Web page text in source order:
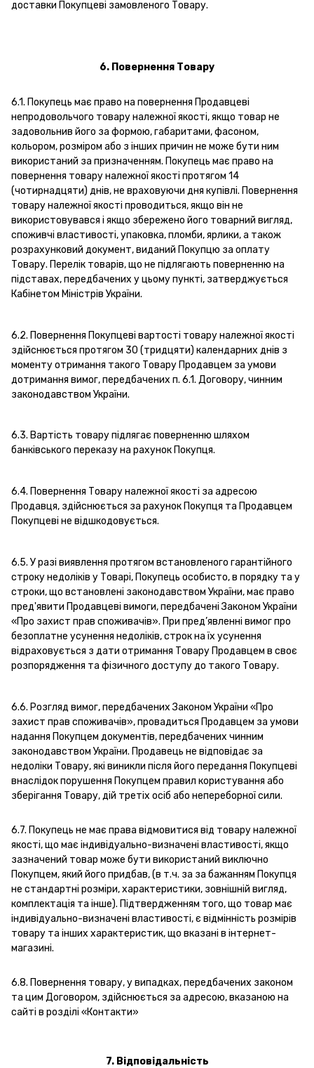
доставки Покупцеві замовленого Товару.
6. Повернення Товару
6.1. Покупець має право на повернення Продавцеві
непродовольчого товару належної якості, якщо товар не
задовольнив його за формою, габаритами, фасоном,
кольором, розміром або з інших причин не може бути ним
використаний за призначенням. Покупець має право на
повернення товару належної якості протягом 14
(чотирнадцяти) днів, не враховуючи дня купівлі. Повернення
товару належної якості проводиться, якщо він не
використовувався і якщо збережено його товарний вигляд,
споживчі властивості, упаковка, пломби, ярлики, а також
розрахунковий документ, виданий Покупцю за оплату
Товару. Перелік товарів, що не підлягають поверненню на
підставах, передбачених у цьому пункті, затверджується
Кабінетом Міністрів України.
6.2. Повернення Покупцеві вартості товару належної якості
здійснюється протягом 30 (тридцяти) календарних днів з
моменту отримання такого Товару Продавцем за умови
дотримання вимог, передбачених п. 6.1. Договору, чинним
законодавством України.
6.3. Вартість товару підлягає поверненню шляхом
банківського переказу на рахунок Покупця.
6.4. Повернення Товару належної якості за адресою
Продавця, здійснюється за рахунок Покупця та Продавцем
Покупцеві не відшкодовується.
6.5. У разі виявлення протягом встановленого гарантійного
строку недоліків у Товарі, Покупець особисто, в порядку та у
строки, що встановлені законодавством України, має право
пред'явити Продавцеві вимоги, передбачені Законом України
«Про захист прав споживачів». При пред’явленні вимог про
безоплатне усунення недоліків, строк на їх усунення
відраховується з дати отримання Товару Продавцем в своє
розпорядження та фізичного доступу до такого Товару.
6.6. Розгляд вимог, передбачених Законом України «Про
захист прав споживачів», провадиться Продавцем за умови
надання Покупцем документів, передбачених чинним
законодавством України. Продавець не відповідає за
недоліки Товару, які виникли після його передання Покупцеві
внаслідок порушення Покупцем правил користування або
зберігання Товару, дій третіх осіб або непереборної сили.
6.7. Покупець не має права відмовитися від товару належної
якості, що має індивідуально-визначені властивості, якщо
зазначений товар може бути використаний виключно
Покупцем, який його придбав, (в т.ч. за за бажанням Покупця
не стандартні розміри, характеристики, зовнішній вигляд,
комплектація та інше). Підтвердженням того, що товар має
індивідуально-визначені властивості, є відмінність розмірів
товару та інших характеристик, що вказані в інтернет-
магазині.
6.8. Повернення товару, у випадках, передбачених законом
та цим Договором, здійснюється за адресою, вказаною на
сайті в розділі «Контакти»
7. Відповідальність